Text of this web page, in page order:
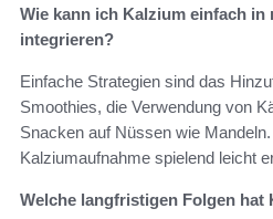
Wie kann ich Kalzium einfach in
integrieren?
Einfache Strategien sind das
Smoothies, die Verwendung von
Snacken auf Nüssen wie
Kalziumaufnahme spielend leicht
Welche langfristigen Folgen hat